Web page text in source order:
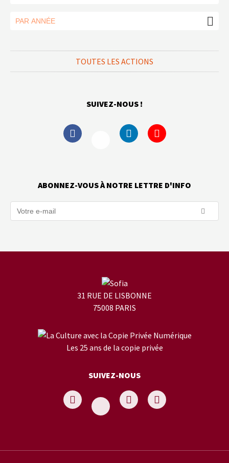
TOUTES LES ACTIONS
SUIVEZ-NOUS !
ABONNEZ-VOUS À NOTRE LETTRE D'INFO
31 RUE DE LISBONNE
75008 PARIS
Les 25 ans de la copie privée
SUIVEZ-NOUS